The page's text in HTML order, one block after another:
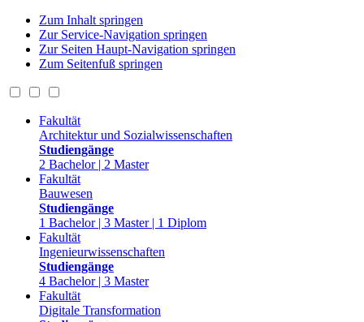
Zum Inhalt springen
Zur Service-Navigation springen
Zur Seiten Haupt-Navigation springen
Zum Seitenfuß springen
Fakultät
Architektur und Sozialwissenschaften
Studiengänge
2 Bachelor | 2 Master
Fakultät
Bauwesen
Studiengänge
1 Bachelor | 3 Master | 1 Diplom
Fakultät
Ingenieurwissenschaften
Studiengänge
4 Bachelor | 3 Master
Fakultät
Digitale Transformation